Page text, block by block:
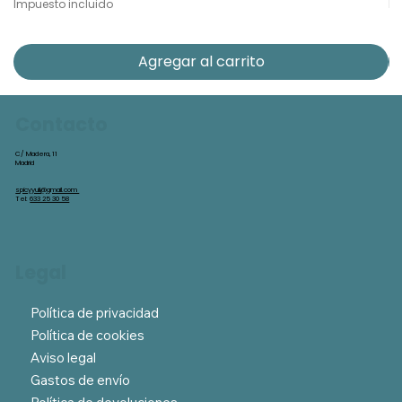
Impuesto incluido
Agregar al carrito
Política de privacidad
Política de cookies
Aviso legal
Gastos de envío
C/ Madera, 11
Madrid
spicyyuli@gmail.com
Tel:633 25 30 58